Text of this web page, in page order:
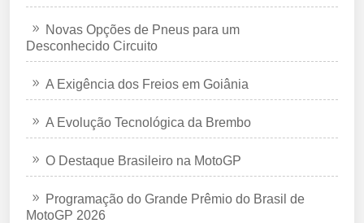
Novas Opções de Pneus para um
Desconhecido Circuito
A Exigência dos Freios em Goiânia
A Evolução Tecnológica da Brembo
O Destaque Brasileiro na MotoGP
Programação do Grande Prêmio do Brasil de
MotoGP 2026